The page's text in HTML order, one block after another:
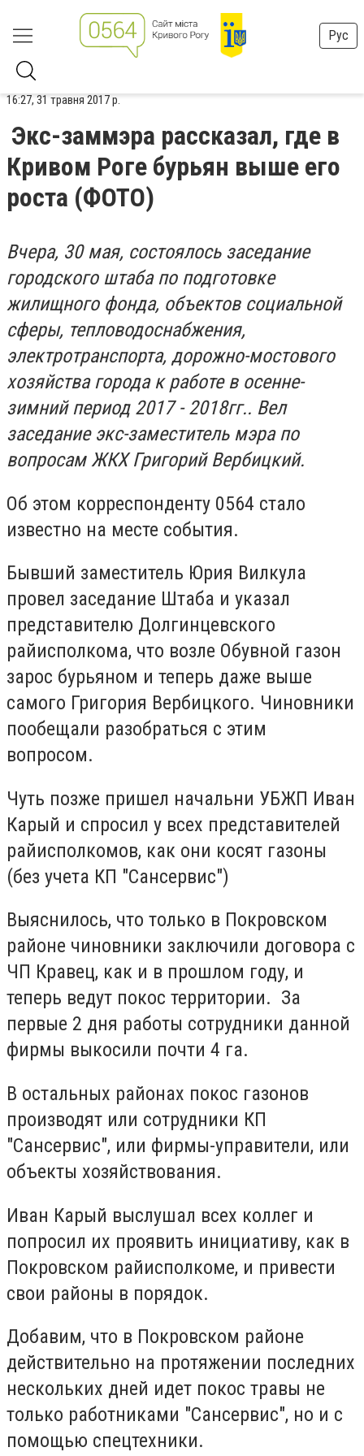
Рус
16:27, 31 травня 2017 р.
Экс-заммэра рассказал, где в
Кривом Роге бурьян выше его
роста (ФОТО)
Вчера, 30 мая, состоялось заседание
городского штаба по подготовке
жилищного фонда, объектов социальной
сферы, тепловодоснабжения,
электротранспорта, дорожно-мостового
хозяйства города к работе в осенне-
зимний период 2017 - 2018гг.. Вел
заседание экс-заместитель мэра по
вопросам ЖКХ Григорий Вербицкий.
Об этом корреспонденту 0564 стало
известно на месте события.
Бывший заместитель Юрия Вилкула
провел заседание Штаба и указал
представителю Долгинцевского
райисполкома, что возле Обувной газон
зарос бурьяном и теперь даже выше
самого Григория Вербицкого. Чиновники
пообещали разобраться с этим
вопросом.
Чуть позже пришел начальни УБЖП Иван
Карый и спросил у всех представителей
райисполкомов, как они косят газоны
(без учета КП "Сансервис")
Выяснилось, что только в Покровском
районе чиновники заключили договора с
ЧП Кравец, как и в прошлом году, и
теперь ведут покос территории. За
первые 2 дня работы сотрудники данной
фирмы выкосили почти 4 га.
В остальных районах покос газонов
производят или сотрудники КП
"Сансервис", или фирмы-управители, или
объекты хозяйствования.
Иван Карый выслушал всех коллег и
попросил их проявить инициативу, как в
Покровском райисполкоме, и привести
свои районы в порядок.
Добавим, что в Покровском районе
действительно на протяжении последних
нескольких дней идет покос травы не
только работниками "Сансервис", но и с
помощью спецтехники.